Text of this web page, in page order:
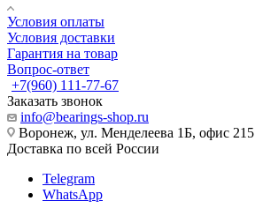
Условия оплаты
Условия доставки
Гарантия на товар
Вопрос-ответ
+7(960) 111-77-67
Заказать звонок
info@bearings-shop.ru
Воронеж, ул. Менделеева 1Б, офис 215
Доставка по всей России
Telegram
WhatsApp